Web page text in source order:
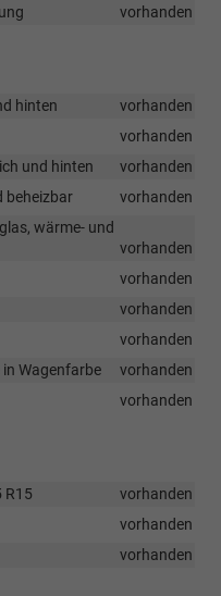
vorhanden
hinten
vorhanden
vorhanden
und hinten
vorhanden
beheizbar
vorhanden
wärme- und
vorhanden
vorhanden
vorhanden
vorhanden
Wagenfarbe
vorhanden
vorhanden
R15
vorhanden
vorhanden
vorhanden